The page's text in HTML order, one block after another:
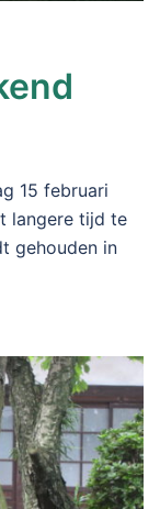
15 februari
langere tijd te
gehouden in